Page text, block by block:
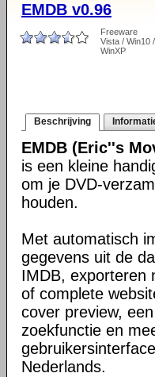
EMDB v0.96
Freeware
Vista / Win10
WinXP
Beschrijving
EMDB (Eric''s
is een kleine
om je DVD-
houden.
Met automatisch
gegevens uit de
IMDB, exporteren
of complete
cover preview,
zoekfunctie en
Nederlands.